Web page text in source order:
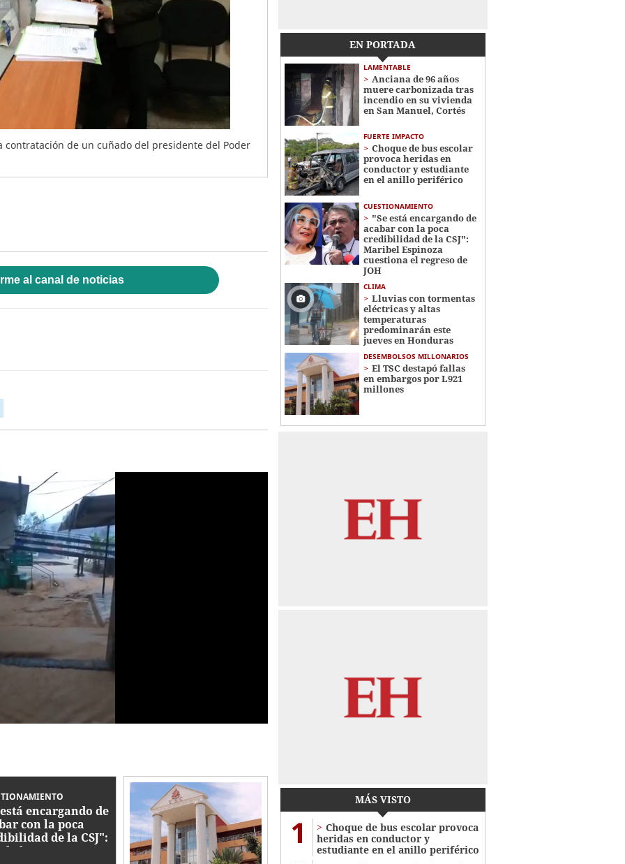
de un cuñado del presidente del Poder
al canal de noticias
encargando de
con la poca
de la CSJ":
Espinoza
EN PORTADA
LAMENTABLE
Anciana de 96 años
muere carbonizada tras
incendio en su vivienda
en San Manuel, Cortés
FUERTE IMPACTO
Choque de bus escolar
provoca heridas en
conductor y estudiante
en el anillo periférico
CUESTIONAMIENTO
"Se está encargando de
acabar con la poca
credibilidad de la CSJ":
Maribel Espinoza
cuestiona el regreso de
JOH
CLIMA
Lluvias con tormentas
eléctricas y altas
temperaturas
predominarán este
jueves en Honduras
DESEMBOLSOS MILLONARIOS
El TSC destapó fallas
en embargos por L921
millones
MÁS VISTO
1
Choque de bus escolar provoca
heridas en conductor y
estudiante en el anillo periférico